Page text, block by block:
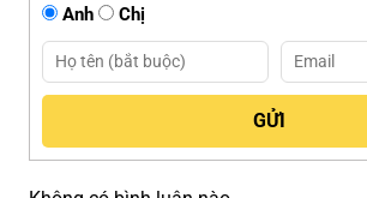
Anh Chị